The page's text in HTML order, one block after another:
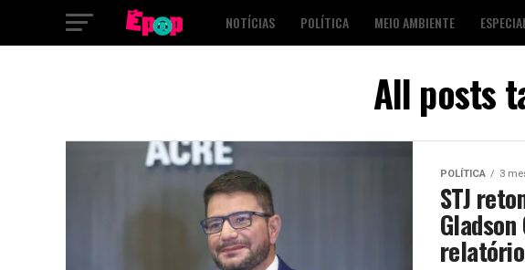
NOTÍCIAS POLÍTICA MEIO AMBIENTE
All posts
POLÍTICA 3
STJ